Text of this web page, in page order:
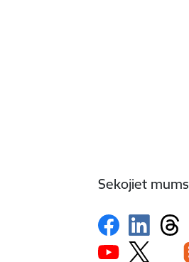
Sekojiet mums